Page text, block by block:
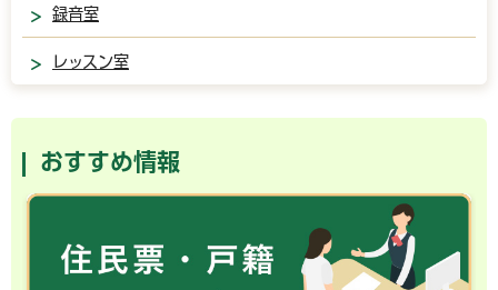
録音室
レッスン室
おすすめ情報